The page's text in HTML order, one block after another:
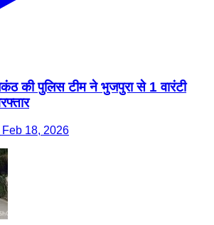
की पुलिस टीम ने भुजपुरा से 1 वारंटी
18, 2026